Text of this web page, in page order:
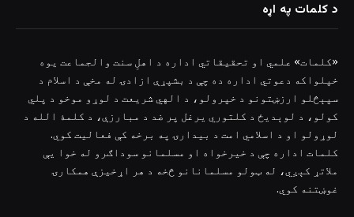
د کلمات په اړه
«کلمات» علمي او تحقیقاتي اداره د اهلِ سنت والجماعت یوه
خپلواکه دعوتي اداره ده چې د بشپړې ازادۍ له مخې د اسلام د
سپېڅلو ارزښتونو د خپرولو، د الهي شریعت د لوړو موخو د پلي
کولو، د لوېدیځ د کلتوري یرغل پر ضد د مبارزې، د کلمۀ الله د
لوړولو او د اسلامي امت د بیدارۍ په برخه کې فعالیت کوي.
کلمات اداره چې د خیرخواه او مسلمانو سوداګرو له خوا یې
ملاتړ کېږي، له ټولو مسلمانانو څخه د هر اړخیزې همکارۍ
غوښتنه کوي.